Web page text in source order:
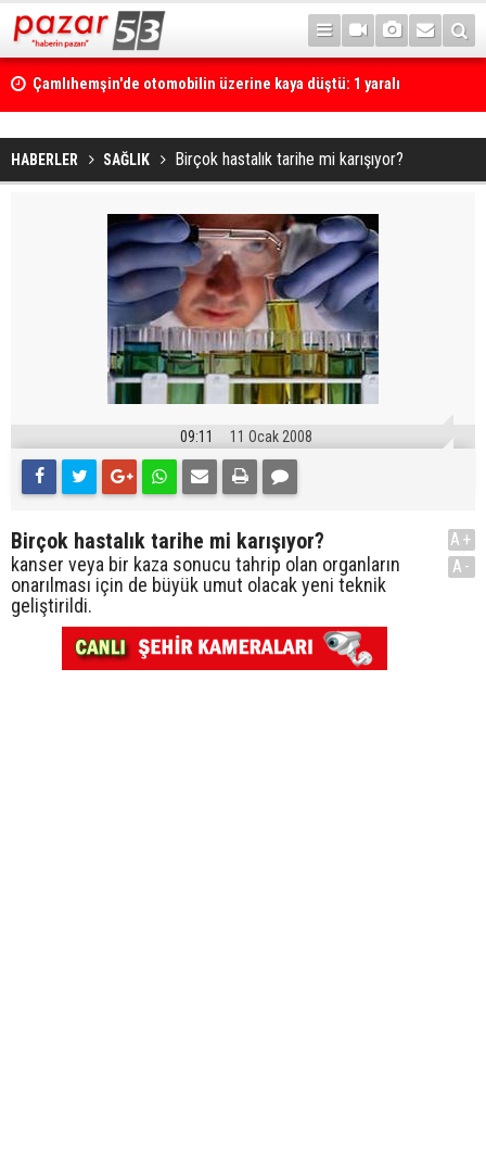
Çamlıhemşin'de otomobilin üzerine kaya düştü: 1 yaralı
HABERLER SAĞLIK Birçok hastalık tarihe mi karışıyor?
09:11 11 Ocak 2008
Birçok hastalık tarihe mi karışıyor?
kanser veya bir kaza sonucu tahrip olan organların
onarılması için de büyük umut olacak yeni teknik
geliştirildi.
A+
A-